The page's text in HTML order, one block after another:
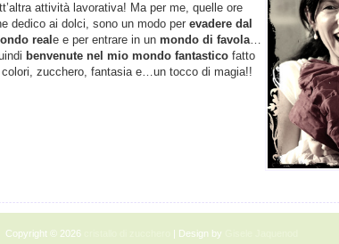
attività lavorativa! Ma per me, quelle ore
dedico ai dolci, sono un modo per evadere dal
real e e per entrare in un mondo di favola…
benvenute nel mio mondo fantastico fatto
zucchero, fantasia e…un tocco di magia!!
Copyright © 2026 | Design by